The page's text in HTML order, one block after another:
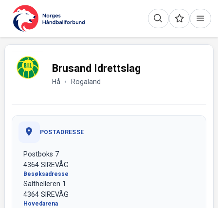
Brusand Idrettslag
Hå Rogaland
POSTADRESSE
Postboks 7
4364 SIREVÅG
Besøksadresse
Salthelleren 1
4364 SIREVÅG
Hovedarena